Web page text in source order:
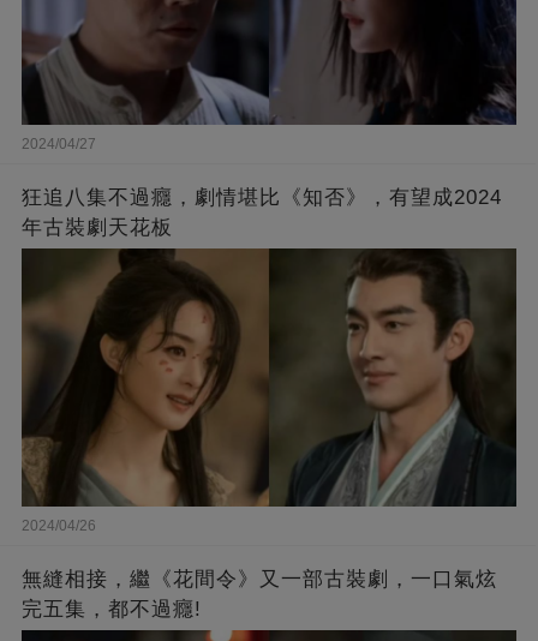
2024/04/27
狂追八集不過癮，劇情堪比《知否》，有望成2024
年古裝劇天花板
2024/04/26
無縫相接，繼《花間令》又一部古裝劇，一口氣炫
完五集，都不過癮!